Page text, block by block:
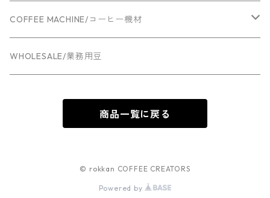
COFFEE MACHINE/コーヒー機材
Espresso machine
WHOLESALE/業務用豆
商品一覧に戻る
© rokkan COFFEE CREATORS
Powered by